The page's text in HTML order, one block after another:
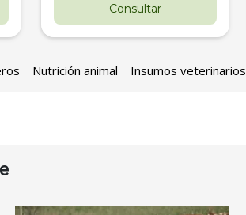
Consultar
Nutrición animal Insumos veterinarios